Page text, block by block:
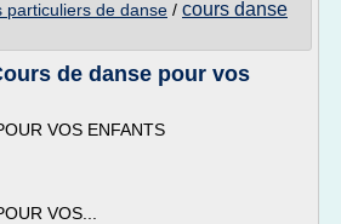
particuliers de danse / cours danse
de danse pour vos
VOS ENFANTS
VOS...